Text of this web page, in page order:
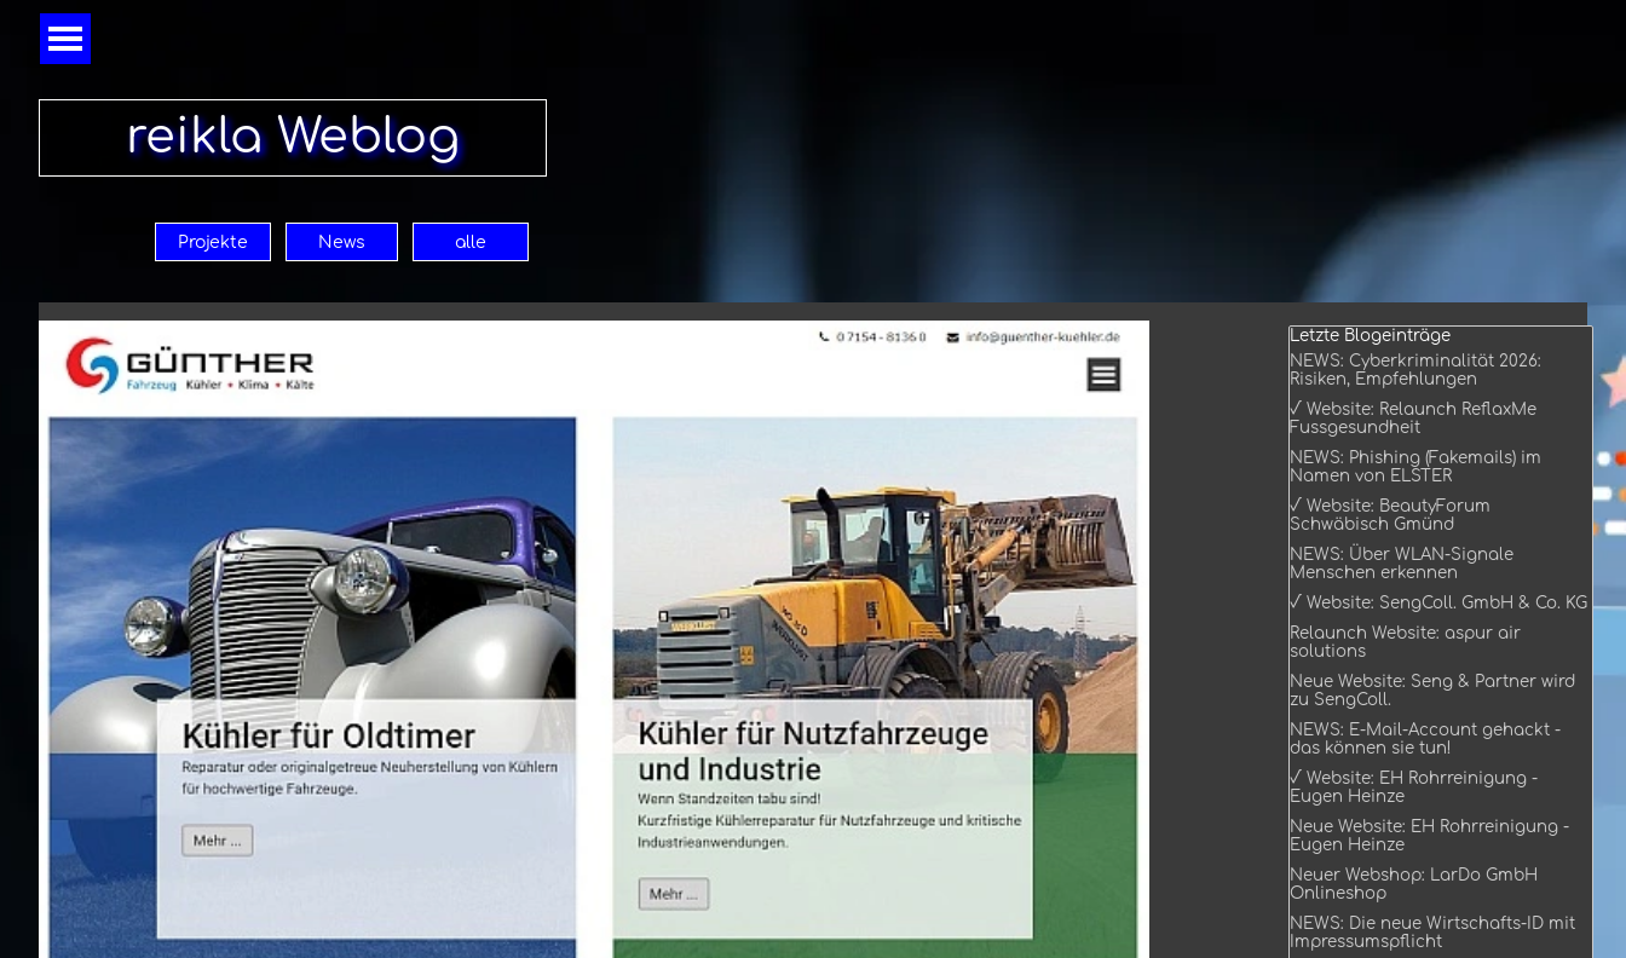
Direkt zum Seiteninhalt
reikla Weblog
Projekte News alle
Block überspringen Letzte Blogeinträge
Letzte Blogeinträge
NEWS: Cyberkriminalität 2026:
Risiken, Empfehlungen
√ Website: Relaunch ReflaxMe
Fussgesundheit
NEWS: Phishing (Fakemails) im
Namen von ELSTER
√ Website: BeautyForum
Schwäbisch Gmünd
NEWS: Über WLAN-Signale
Menschen erkennen
√ Website: SengColl. GmbH & Co. KG
Relaunch Website: aspur air
solutions
Neue Website: Seng & Partner wird
zu SengColl.
NEWS: E-Mail-Account gehackt -
das können sie tun!
√ Website: EH Rohrreinigung -
Eugen Heinze
Neue Website: EH Rohrreinigung -
Eugen Heinze
Neuer Webshop: LarDo GmbH
Onlineshop
NEWS: Die neue Wirtschafts-ID mit
Impressumspflicht